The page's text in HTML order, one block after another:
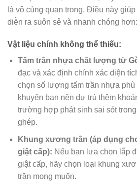
là vô cùng quan trọng. Điều này
diễn ra suôn sẻ và nhanh chóng hơn:
Vật liệu chính không thể thiếu:
Tấm trần nhựa chất lượng từ
đạc và xác định chính xác diện
chọn số lượng tấm trần nhựa
khuyên bạn nên dự trù thêm
trường hợp phát sinh sai sót
ghép.
Khung xương trần (áp dụng
giật cấp): Nếu bạn lựa chọn lắp
giật cấp, hãy chọn loại khung
trần mong muốn.